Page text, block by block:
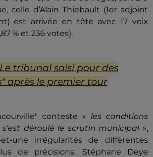
celle d’Alain Thiebault (1er adjoint
est arrivée en tête avec 17 voix
% et 236 votes).
Le tribunal saisi pour des
après le premier tour
conteste « les conditions
déroulé le scrutin municipal »,
une irrégularités de différentes
de précisions. Stéphane Deye